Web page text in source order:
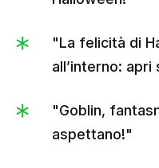
"La felicità di
all’interno:
"Goblin,
aspettano!"